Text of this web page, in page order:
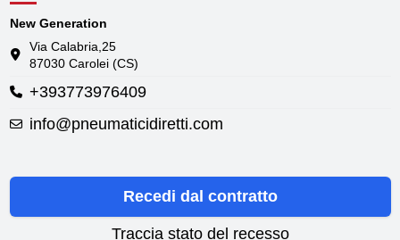
New Generation
Via Calabria,25
87030 Carolei (CS)
+393773976409
info@pneumaticidiretti.com
Recedi dal contratto
Traccia stato del recesso